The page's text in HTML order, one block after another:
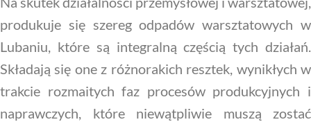
produkuje się szereg odpadów warsztatowych w
Lubaniu, które są integralną częścią tych działań.
Składają się one z różnorakich resztek, wynikłych w
trakcie rozmaitych faz procesów produkcyjnych i
naprawczych, które niewątpliwie muszą zostać